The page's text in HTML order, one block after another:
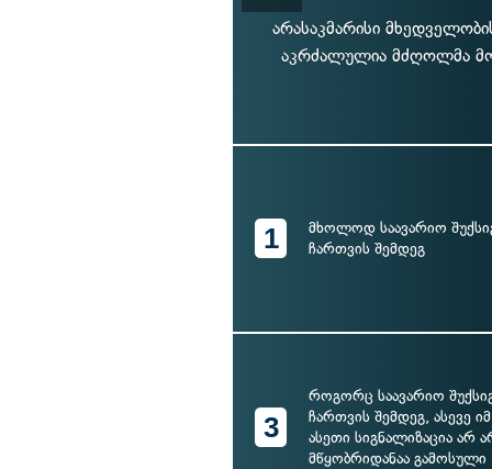
არასაკმარისი
აკრძალულია მძღოლმა
1
მხოლოდ საავარიო
ჩართვის შემდეგ
3
როგორც საავარიო
ჩართვის შემდეგ, ასევე
ასეთი სიგნალიზაცია არ
მწყობრიდანაა გამოსული